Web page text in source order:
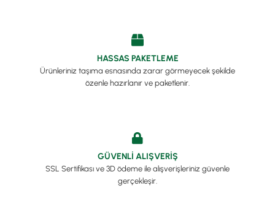
HASSAS PAKETLEME
Ürünleriniz taşıma esnasında zarar görmeyecek şekilde
özenle hazırlanır ve paketlenir.
GÜVENLİ ALIŞVERİŞ
SSL Sertifikası ve 3D ödeme ile alışverişleriniz güvenle
gerçekleşir.